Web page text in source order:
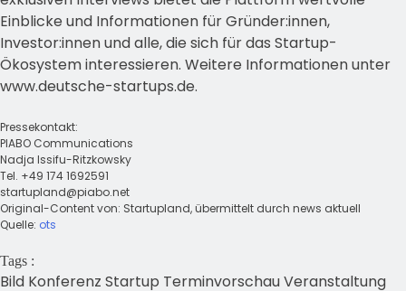
Einblicke und Informationen für Gründer:innen,
Investor:innen und alle, die sich für das Startup-
Ökosystem interessieren. Weitere Informationen unter
www.deutsche-startups.de.
Pressekontakt:
PIABO Communications
Nadja Issifu-Ritzkowsky
Tel. +49 174 1692591
startupland@piabo.net
Original-Content von: Startupland, übermittelt durch news aktuell
Quelle: ots
Tags :
Bild Konferenz Startup TerminvorschauVeranstaltung